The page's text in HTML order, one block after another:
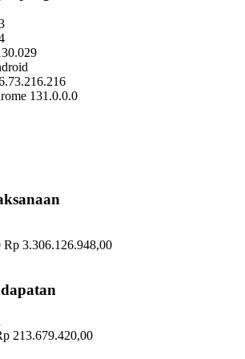
2021
Makna Rois dalam Pembinaan Rois di
02 April 2024
2022
2021
Qurban, Panitia Qurban Dusun
2025
:
Wukirsari 2025 Segera Hadir!
131.0.0.0
Rp 3.306.126.948,00
213.679.420,00